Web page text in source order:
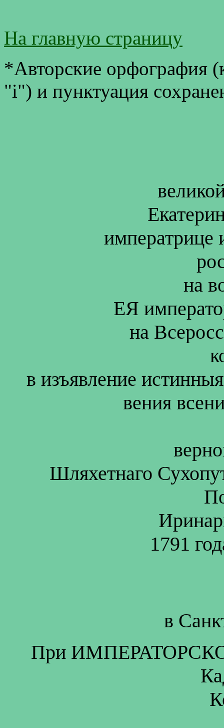
На главную страницу
*Авторские орфография
"i") и пунктуация
императрице
на
ЕЯ
на
в изъявление
вения
Шляхетнаго
1791
в
При